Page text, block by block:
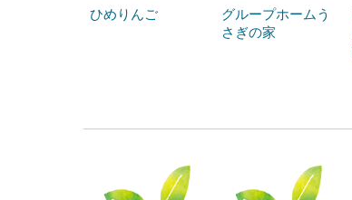
ひめりんご
グループホームう
さぎの家